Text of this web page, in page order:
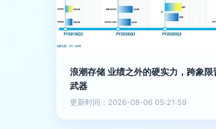
浪潮存储 业绩之外的硬实力，跨象限
武器
更新时间：2026-08-06 05:21:59